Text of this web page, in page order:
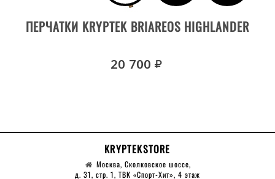
ПЕРЧАТКИ KRYPTEK BRIAREOS HIGHLANDER
20 700
KRYPTEKSTORE
Москва, Сколковское шоссе,
д. 31, стр. 1, ТВК «Спорт-Хит», 4 этаж